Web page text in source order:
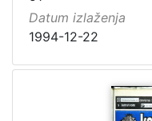
Datum izlaženja
1994-12-22